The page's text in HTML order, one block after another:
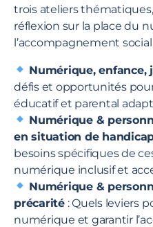
trois ateliers
réflexion sur la place du
l’accompagnement social
Numérique, enfance,
défis et opportunités
éducatif et parental
Numérique &
en situation de
besoins spécifiques de
numérique inclusif et
Numérique &
précarité: Quels leviers
numérique et garantir